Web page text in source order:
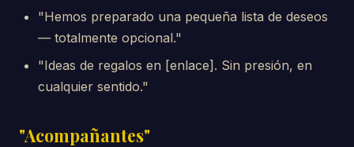
"Hemos preparado una pequeña lista de deseos
— totalmente opcional."
"Ideas de regalos en [enlace]. Sin presión, en
cualquier sentido."
"Acompañantes"